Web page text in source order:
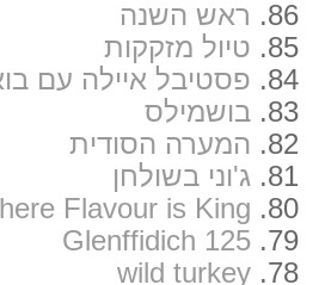
86.
ראש השנה
85. טיול מזקקות
84. פסטיבל איילה עם
83. בושמילס
82. המערה הסודית
81. ג'וני בשולחן
80.
Flavour is King
79.
Glenffidich 125
78.
wild turkey